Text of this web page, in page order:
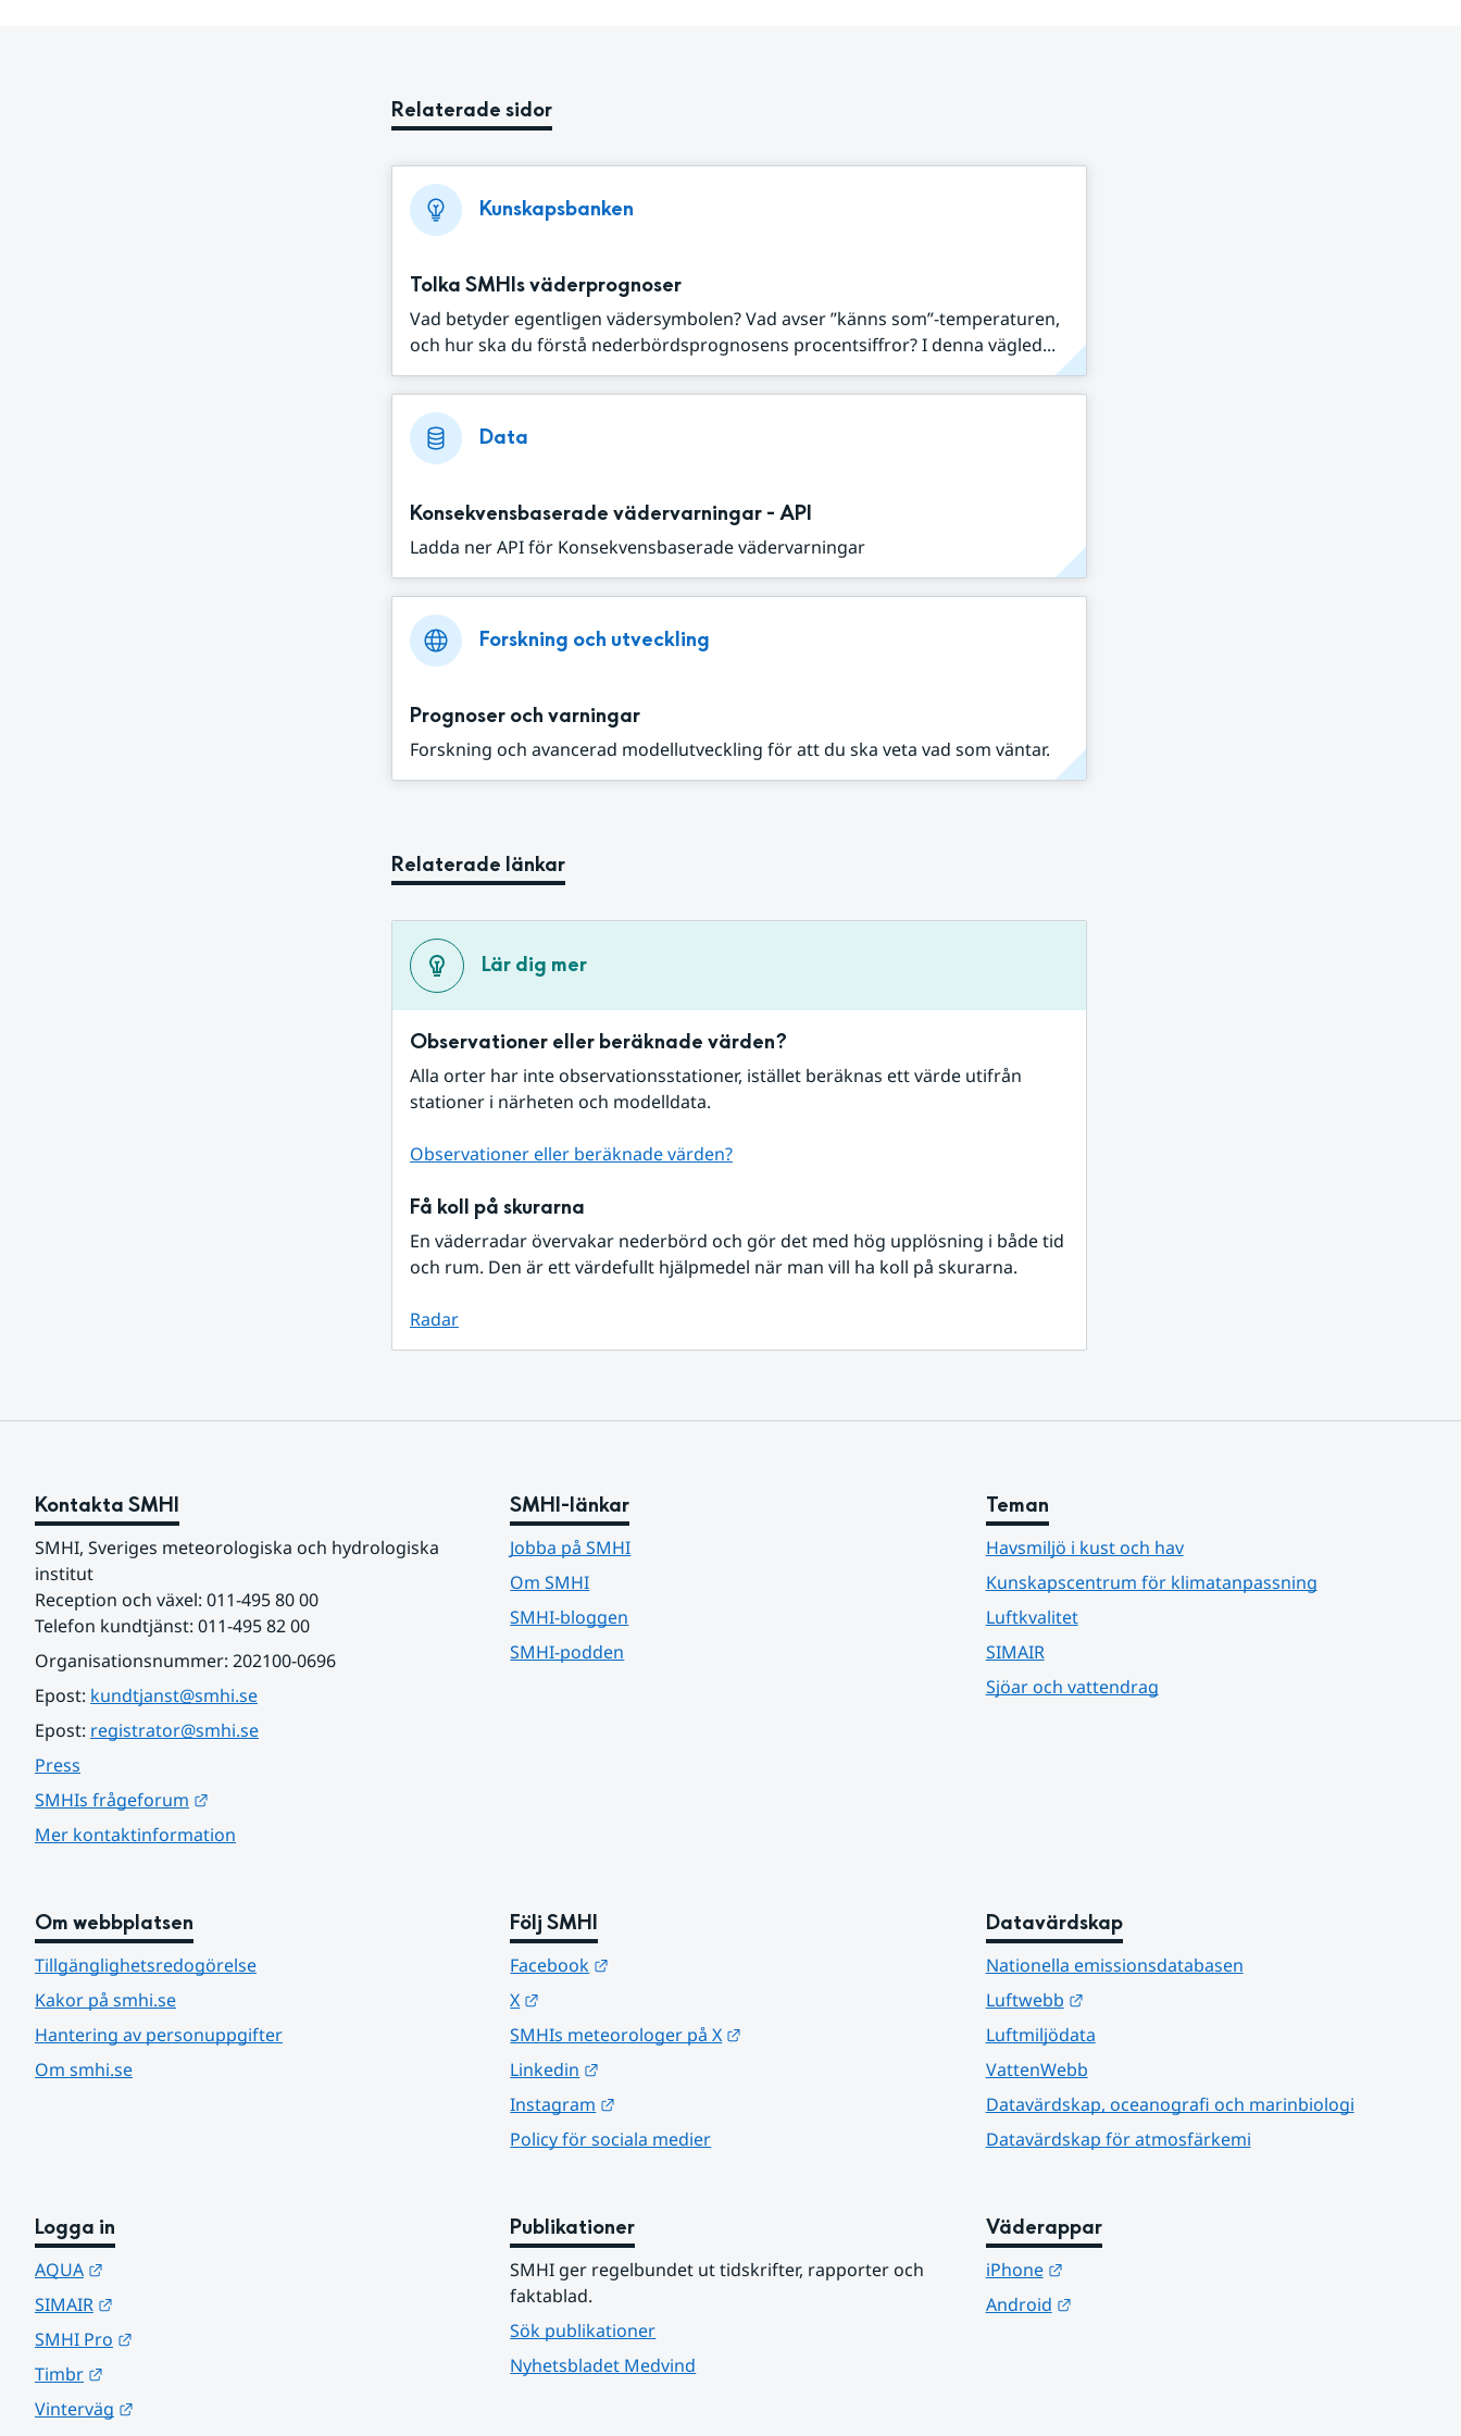
Relaterade sidor
Kunskapsbanken
Tolka SMHIs väderprognoser
Vad betyder egentligen vädersymbolen? Vad avser ”känns som”-temperaturen,
och hur ska du förstå nederbördsprognosens procentsiffror? I denna vägled...
Data
Konsekvensbaserade vädervarningar - API
Ladda ner API för Konsekvensbaserade vädervarningar
Forskning och utveckling
Prognoser och varningar
Forskning och avancerad modellutveckling för att du ska veta vad som väntar.
Relaterade länkar
Lär dig mer
Observationer eller beräknade värden?
Alla orter har inte observationsstationer, istället beräknas ett värde utifrån
stationer i närheten och modelldata.
Observationer eller beräknade värden?
Få koll på skurarna
En väderradar övervakar nederbörd och gör det med hög upplösning i både tid
och rum. Den är ett värdefullt hjälpmedel när man vill ha koll på skurarna.
Radar
Kontakta SMHI
SMHI, Sveriges meteorologiska och hydrologiska
institut
Reception och växel: 011-495 80 00
Telefon kundtjänst: 011-495 82 00
Organisationsnummer: 202100-0696
Epost: kundtjanst@smhi.se
Epost: registrator@smhi.se
Press
SMHIs frågeforum
Mer kontaktinformation
SMHI-länkar
Jobba på SMHI
Om SMHI
SMHI-bloggen
SMHI-podden
Teman
Havsmiljö i kust och hav
Kunskapscentrum för klimatanpassning
Luftkvalitet
SIMAIR
Sjöar och vattendrag
Om webbplatsen
Tillgänglighetsredogörelse
Kakor på smhi.se
Hantering av personuppgifter
Om smhi.se
Följ SMHI
Facebook
X
SMHIs meteorologer på X
Linkedin
Instagram
Policy för sociala medier
Datavärdskap
Nationella emissionsdatabasen
Luftwebb
Länk till annan webbplats.
Luftmiljödata
VattenWebb
Datavärdskap, oceanografi och marinbiologi
Datavärdskap för atmosfärkemi
Logga in
AQUA
SIMAIR
SMHI Pro
Timbr
Vinterväg
Publikationer
SMHI ger regelbundet ut tidskrifter, rapporter och
faktablad.
Sök publikationer
Nyhetsbladet Medvind
Väderappar
iPhone
Länk till annan webbplats.
Android
Länk till annan webbplats.